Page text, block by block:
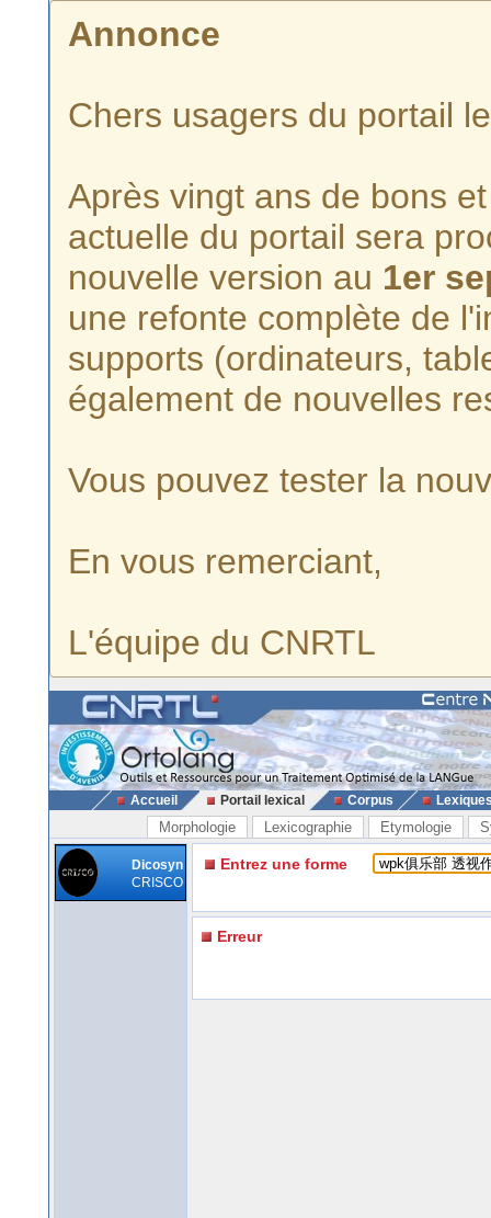
Annonce
Chers usagers du portail
Après vingt ans de bons
actuelle du portail sera
nouvelle version au 1er
une refonte complète de
supports (ordinateurs,
également de nouvelles
Vous pouvez tester la
En vous remerciant,
L'équipe du CNRTL
Accueil Portail lexical Corpus
Morphologie Lexicographie Etymologie
Dicosyn
CRISCO
Entrez une forme
Erreur